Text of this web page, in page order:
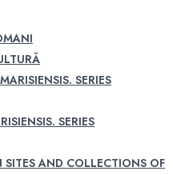
SERIES
SERIES
AND COLLECTIONS OF